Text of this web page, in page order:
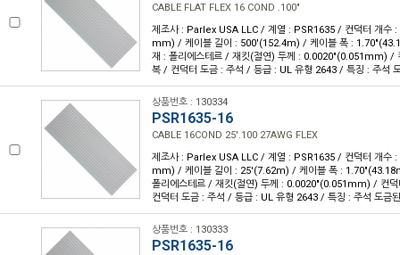
CABLE FLAT FLEX 16 COND .100"
제조사 : Parlex USA LLC / 계열 : PSR1635 / 컨덕터 개수
mm) / 케이블 길이 : 500'(152.4m) / 케이블 폭 :
재 : 폴리에스테르 / 재킷(절연) 두께 : 0.0020"(0.051mm) /
복 / 컨덕터 도금 : 주석 / 등급 : UL 유형 2643 / 특징 : 주석
상품번호 : 130334
PSR1635-16
CABLE 16COND 25'.100 27AWG FLEX
제조사 : Parlex USA LLC / 계열 : PSR1635 / 컨덕터 개수
mm) / 케이블 길이 : 25'(7.62m) / 케이블 폭 :
폴리에스테르 / 재킷(절연) 두께 : 0.0020"(0.051mm) / 컨덕
컨덕터 도금 : 주석 / 등급 : UL 유형 2643 / 특징 : 주석 도금
상품번호 : 130333
PSR1635-16